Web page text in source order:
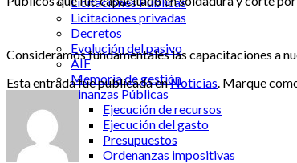
Licitaciones privadas
Decretos
Evolución del pasivo
AIF
Memoria de gestión
Finanzas Públicas
Ejecución de recursos
Ejecución del gasto
Presupuestos
Ordenanzas impositivas
Consideramos fundamentales las capacitaciones a
Esta entrada fue publicada enNoticias. Marque